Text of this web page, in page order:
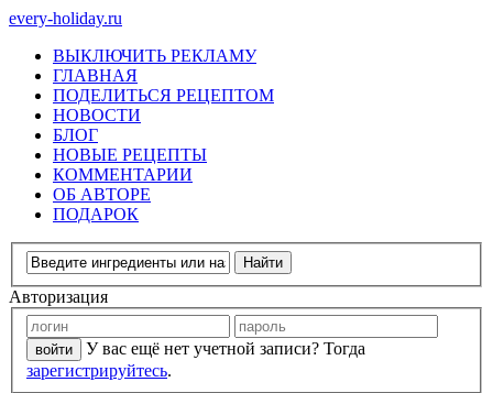
every-holiday.ru
ВЫКЛЮЧИТЬ РЕКЛАМУ
ГЛАВНАЯ
ПОДЕЛИТЬСЯ РЕЦЕПТОМ
НОВОСТИ
БЛОГ
НОВЫЕ РЕЦЕПТЫ
КОММЕНТАРИИ
ОБ АВТОРЕ
ПОДАРОК
Авторизация
У вас ещё нет учетной записи? Тогда
зарегистрируйтесь.